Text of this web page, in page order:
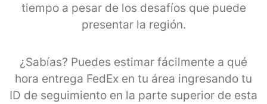
tiempo a pesar de los desafíos que puede
presentar la región.
¿Sabías? Puedes estimar fácilmente a qué
hora entrega FedEx en tu área ingresando tu
ID de seguimiento en la parte superior de esta